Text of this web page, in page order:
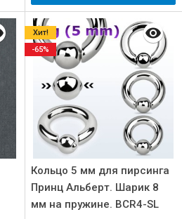
Кольцо 5 мм для пирсинга
Принц Альберт. Шарик 8
мм на пружине. BCR4-SL
Хит!
-65%